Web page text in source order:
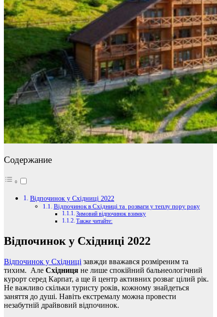
Содержание
Відпочинок у Східниці 2022
Відпочинок в Східниці та розваги у теплу пору року
Зимовий відпочинок взимку
Также читайте:
Відпочинок у Східниці 2022
Відпочинок у Східниці завжди вважався розміреним та
тихим. Але Східниця не лише спокійний бальнеологічний
курорт серед Карпат, а ще й центр активних розваг цілий рік.
Не важливо скільки туристу років, кожному знайдеться
заняття до душі. Навіть екстремалу можна провести
незабутній драйвовий відпочинок.